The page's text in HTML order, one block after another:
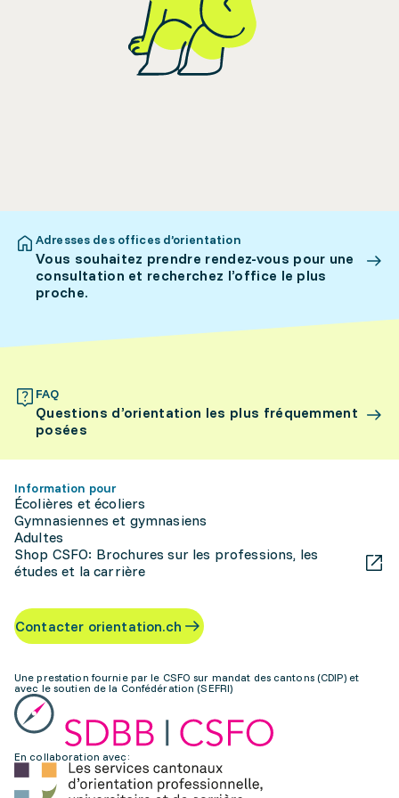
Adresses des offices d’orientation
Vous souhaitez prendre rendez-vous pour une
consultation et recherchez l’office le plus
proche.
FAQ
Questions d’orientation les plus fréquemment
posées
Information pour
Écolières et écoliers
Gymnasiennes et gymnasiens
Adultes
Shop CSFO: Brochures sur les professions, les
études et la carrière
Contacter orientation.ch
Une prestation fournie par le CSFO sur mandat des cantons (CDIP) et
avec le soutien de la Confédération (SEFRI)
En collaboration avec: